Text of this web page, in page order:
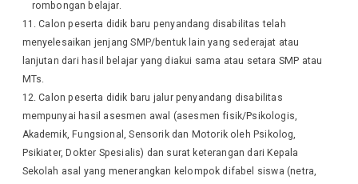
rombongan belajar.
Calon peserta didik baru penyandang disabilitas telah
menyelesaikan jenjang SMP/bentuk lain yang sederajat atau
lanjutan dari hasil belajar yang diakui sama atau setara SMP atau
MTs.
Calon peserta didik baru jalur penyandang disabilitas
mempunyai hasil asesmen awal (asesmen fisik/Psikologis,
Akademik, Fungsional, Sensorik dan Motorik oleh Psikolog,
Psikiater, Dokter Spesialis) dan surat keterangan dari Kepala
Sekolah asal yang menerangkan kelompok difabel siswa (netra,